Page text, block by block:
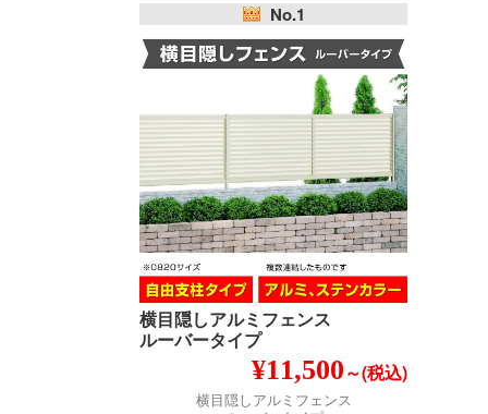
No.1
横目隠しアルミフェンス
ルーバータイプ
¥11,500～(税込)
横目隠しアルミフェンス